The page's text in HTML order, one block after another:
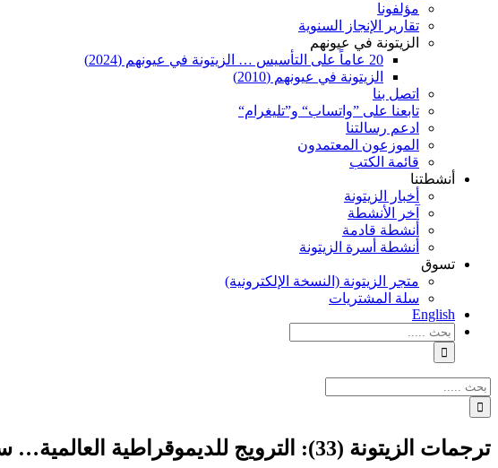
مؤلفونا
تقارير الإنجاز السنوية
الزيتونة في عيونهم
20 عاماً على التأسيس … الزيتونة في عيونهم (2024)
الزيتونة في عيونهم (2010)
اتصل بنا
تابعنا على ”واتساب“ و”تليغرام“
ادعم رسالتنا
الموزعون المعتمدون
قائمة الكتب
أنشطتنا
أخبار الزيتونة
آخر الأنشطة
أنشطة قادمة
أنشطة أسرة الزيتونة
تسوق
متجر الزيتونة (النسخة الإلكترونية)
سلة المشتريات
English
نتائج
البحث
بالنسبة
الي
:
نتائج
البحث
بالنسبة
:ترجمات الزيتونة (33): الترويج للديموقراطية العالمية… سبعة دروس للإدارة الجديدة